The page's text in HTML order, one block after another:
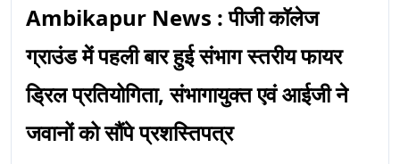
Ambikapur News : पीजी कॉलेज
ग्राउंड में पहली बार हुई संभाग स्तरीय फायर
ड्रिल प्रतियोगिता, संभागायुक्त एवं आईजी ने
जवानों को सौंपे प्रशस्तिपत्र